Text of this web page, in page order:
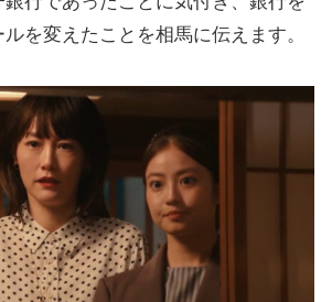
を変えたことを相馬に伝えます。